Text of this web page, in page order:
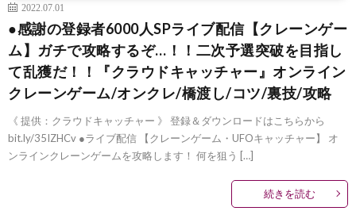
2022.07.01
●感謝の登録者6000人SPライブ配信【クレーンゲー
ム】ガチで攻略するぞ…！！二次予選突破を目指し
て乱獲だ！！『クラウドキャッチャー』オンライン
クレーンゲーム/オンクレ/橋渡し/コツ/裏技/攻略
《 提供：クラウドキャッチャー 》 登録＆ダウンロードはこちらから
bit.ly/35IZHCv ●ライブ配信 【クレーンゲーム・UFOキャッチャー】 オ
ンラインクレーンゲームを攻略します！ 何を狙う […]
続きを読む